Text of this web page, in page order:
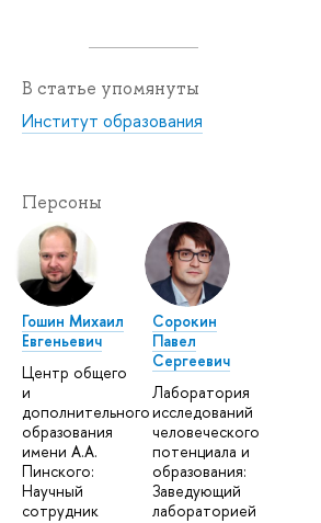
В статье упомянуты
Институт образования
Персоны
Гошин Михаил
Евгеньевич
Центр общего
и
дополнительного
образования
имени А.А.
Пинского:
Научный
сотрудник
Сорокин
Павел
Сергеевич
Лаборатория
исследований
человеческого
потенциала и
образования:
Заведующий
лабораторией